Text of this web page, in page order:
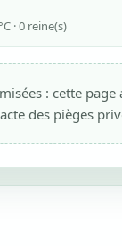
· 0 reine(s)
: cette page
des pièges